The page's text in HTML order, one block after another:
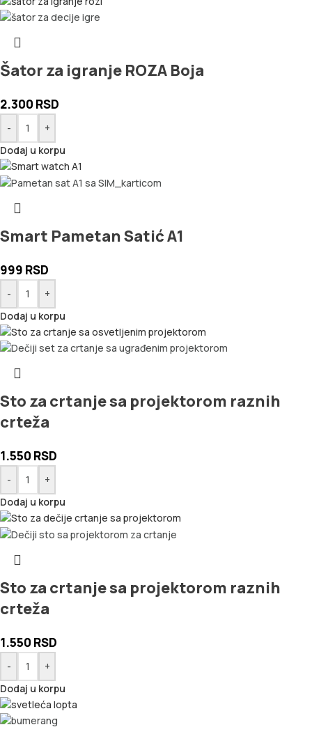
Šator za igranje ROZA Boja
2.300 RSD
-
+
Dodaj u korpu
Smart Pametan Satić A1
999 RSD
-
+
Dodaj u korpu
Sto za crtanje sa projektorom raznih
crteža
1.550 RSD
-
+
Dodaj u korpu
Sto za crtanje sa projektorom raznih
crteža
1.550 RSD
-
+
Dodaj u korpu